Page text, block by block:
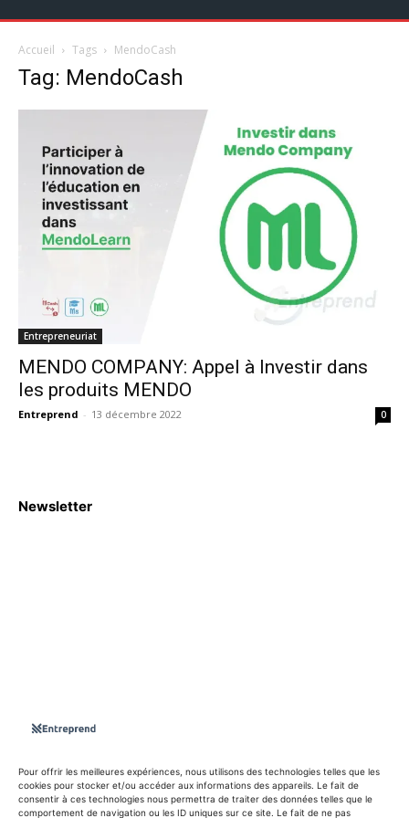
Pour offrir les meilleures expériences, nous utilisons des technologies telles que les
cookies pour stocker et/ou accéder aux informations des appareils. Le fait de
consentir à ces technologies nous permettra de traiter des données telles que le
comportement de navigation ou les ID uniques sur ce site. Le fait de ne pas
Accueil Tags MendoCash
Tag: MendoCash
Entrepreneuriat
MENDO COMPANY: Appel à Investir dans
les produits MENDO
Entreprend - 13 décembre 2022 0
info@entreprend.net
Newsletter